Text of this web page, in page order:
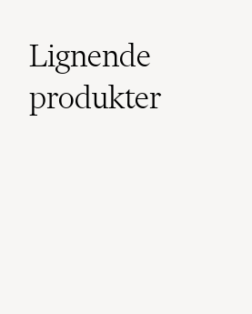
Lignende
produkter